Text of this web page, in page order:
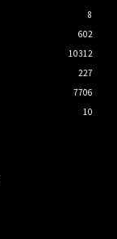
8
602
10312
227
7706
10